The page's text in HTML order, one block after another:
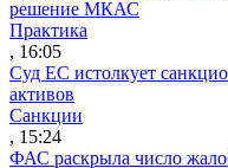
решение МКАС
Практика
, 16:05
Суд ЕС истолкует
активов
Санкции
, 15:24
ФАС раскрыла число